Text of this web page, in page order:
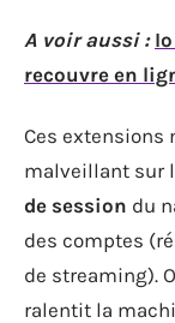
A voir aussi :
recouvre en
Ces extensions
malveillant sur
de session du
des comptes
de streaming).
ralentit la